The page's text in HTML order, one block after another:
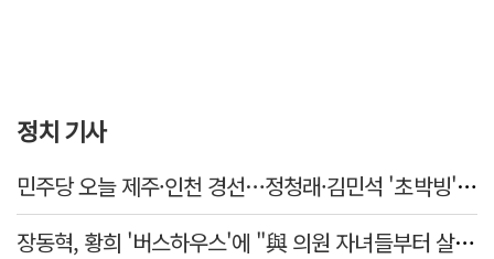
정치 기사
민주당 오늘 제주·인천 경선…정청래·김민석 '초박빙' 승부
장동혁, 황희 '버스하우스'에 "與 의원 자녀들부터 살아보면 어떨까?"